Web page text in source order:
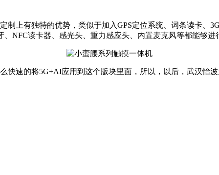
上有独特的优势，类似于加入GPS定位系统、词条读卡、
NFC读卡器、感光头、重力感应头、内置麦克风等都能够进
速的将5G+AI应用到这个版块里面，所以，以后，武汉怡